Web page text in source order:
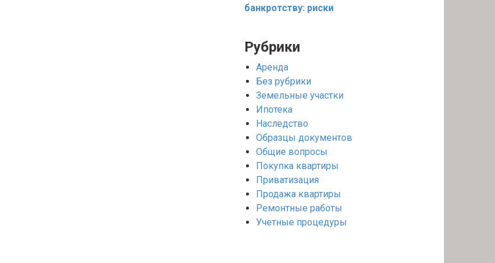
банкротству: риски
Рубрики
Аренда
Без рубрики
Земельные участки
Ипотека
Наследство
Образцы документов
Общие вопросы
Покупка квартиры
Приватизация
Продажа квартиры
Ремонтные работы
Учетные процедуры